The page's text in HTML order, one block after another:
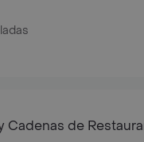
Cadenas de